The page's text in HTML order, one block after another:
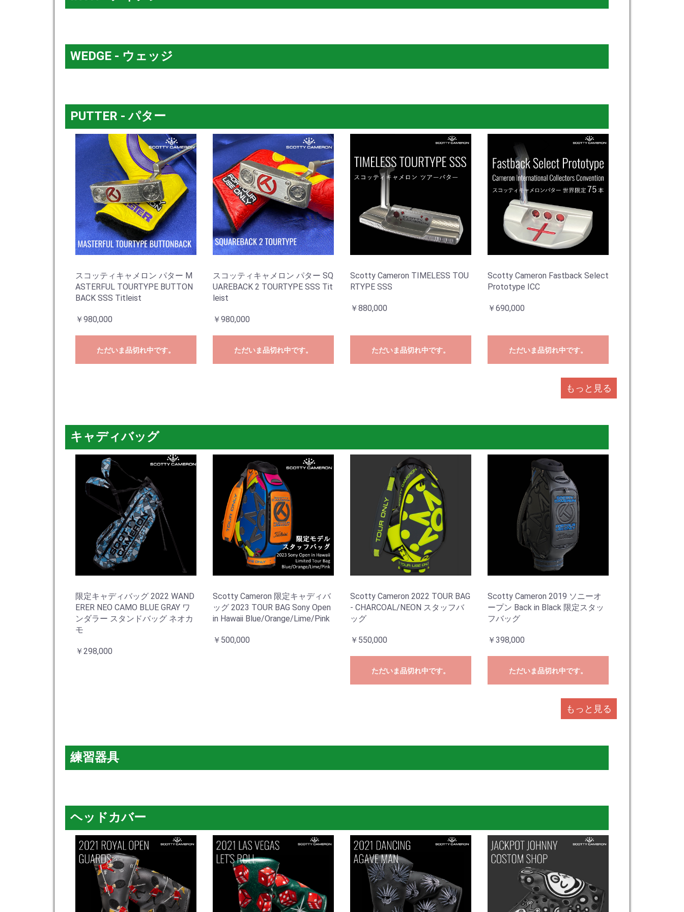
WEDGE - ウェッジ
PUTTER - パター
スコッティキャメロン パター M
ASTERFUL TOURTYPE BUTTON
BACK SSS Titleist
￥980,000
ただいま品切れ中です。
スコッティキャメロン パター SQ
UAREBACK 2 TOURTYPE SSS Tit
leist
￥980,000
ただいま品切れ中です。
Scotty Cameron TIMELESS TOU
RTYPE SSS
￥880,000
ただいま品切れ中です。
Scotty Cameron Fastback Select
Prototype ICC
￥690,000
ただいま品切れ中です。
もっと見る
キャディバッグ
限定キャディバッグ 2022 WAND
ERER NEO CAMO BLUE GRAY ワ
ンダラー スタンドバッグ ネオカ
モ
￥298,000
Scotty Cameron 限定キャディバ
ッグ 2023 TOUR BAG Sony Open
in Hawaii Blue/Orange/Lime/Pink
￥500,000
Scotty Cameron 2022 TOUR BAG
- CHARCOAL/NEON スタッフバ
ッグ
￥550,000
ただいま品切れ中です。
Scotty Cameron 2019 ソニーオ
ープン Back in Black 限定スタッ
フバッグ
￥398,000
ただいま品切れ中です。
もっと見る
練習器具
ヘッドカバー